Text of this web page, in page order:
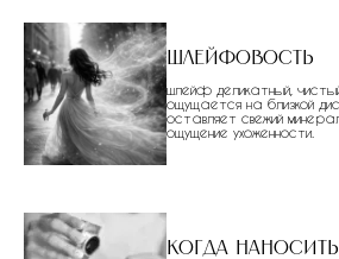
Шлейфовость
шлейф деликатный,
ощущается на близкой
оставляет свежий
ощущение ухоженности.
Когда наносить